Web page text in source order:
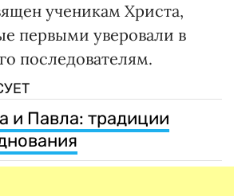
ученикам Христа,
первыми уверовали в
последователям.
и Павла: традиции